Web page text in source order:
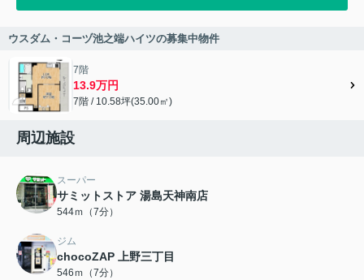
ウスダム・コーヅ池之端ハイツの募集中物件
7階
13.9万円
7階 / 10.58坪(35.00㎡)
周辺施設
スーパー
サミットストア 湯島天神南店
544ｍ（7分）
ジム
chocoZAP 上野三丁目
546ｍ（7分）